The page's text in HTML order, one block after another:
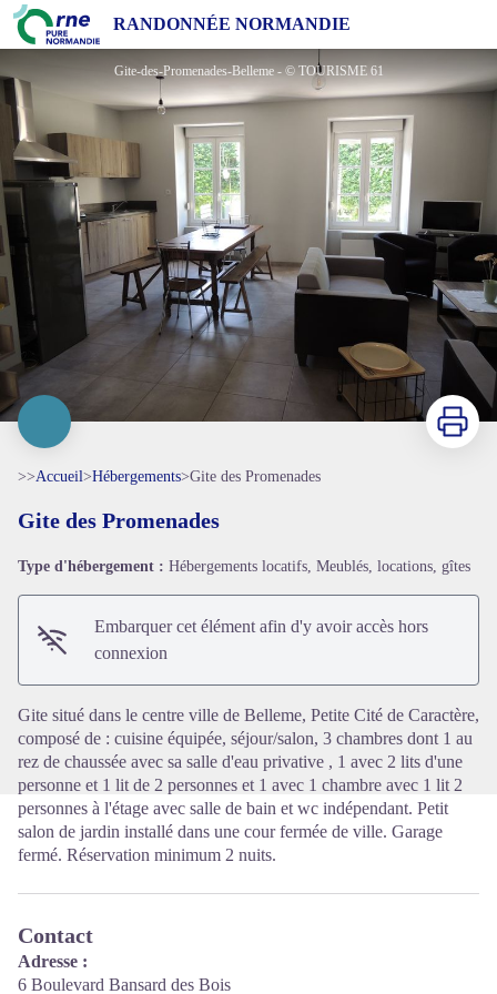
RANDONNÉE NORMANDIE
Gite des Promenades
Gite-des-Promenades-Belleme - © TOURISME 61
Voir l'image en plein écran
Imprimer
>>Accueil>Hébergements>Gite des Promenades
Gite des Promenades
Type d'hébergement : Hébergements locatifs, Meublés, locations, gîtes
Embarquer cet élément afin d'y avoir accès hors
connexion
Gite situé dans le centre ville de Belleme, Petite Cité de Caractère,
composé de : cuisine équipée, séjour/salon, 3 chambres dont 1 au
rez de chaussée avec sa salle d'eau privative , 1 avec 2 lits d'une
personne et 1 lit de 2 personnes et 1 avec 1 chambre avec 1 lit 2
personnes à l'étage avec salle de bain et wc indépendant. Petit
salon de jardin installé dans une cour fermée de ville. Garage
fermé. Réservation minimum 2 nuits.
Contact
Adresse :
6 Boulevard Bansard des Bois